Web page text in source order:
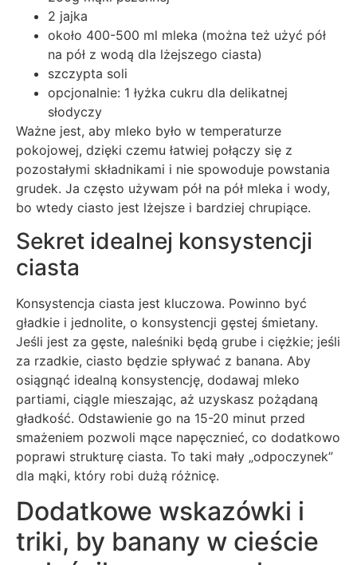
2 jajka
około 400-500 ml mleka (można też użyć pół
na pół z wodą dla lżejszego ciasta)
szczypta soli
opcjonalnie: 1 łyżka cukru dla delikatnej
słodyczy
Ważne jest, aby mleko było w temperaturze
pokojowej, dzięki czemu łatwiej połączy się z
pozostałymi składnikami i nie spowoduje powstania
grudek. Ja często używam pół na pół mleka i wody,
bo wtedy ciasto jest lżejsze i bardziej chrupiące.
Sekret idealnej konsystencji
ciasta
Konsystencja ciasta jest kluczowa. Powinno być
gładkie i jednolite, o konsystencji gęstej śmietany.
Jeśli jest za gęste, naleśniki będą grube i ciężkie; jeśli
za rzadkie, ciasto będzie spływać z banana. Aby
osiągnąć idealną konsystencję, dodawaj mleko
partiami, ciągle mieszając, aż uzyskasz pożądaną
gładkość. Odstawienie go na 15-20 minut przed
smażeniem pozwoli mące napęcznieć, co dodatkowo
poprawi strukturę ciasta. To taki mały „odpoczynek”
dla mąki, który robi dużą różnicę.
Dodatkowe wskazówki i
triki, by banany w cieście